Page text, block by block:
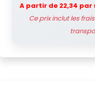
A partir de 22,34 par
Ce prix inclut les